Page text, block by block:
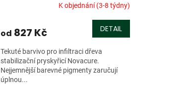
K objednání (3-8 týdny)
od 827 Kč DETAIL
Tekuté barvivo pro infiltraci dřeva
stabilizační pryskyřicí Novacure.
Nejjemnější barevné pigmenty zaručují
úplnou...